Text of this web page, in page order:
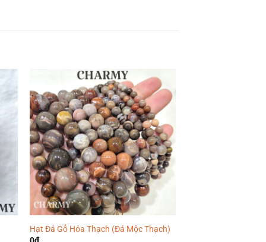
Hạt Đá Gỗ Hóa Thạch (Đá Mộc Thạch)